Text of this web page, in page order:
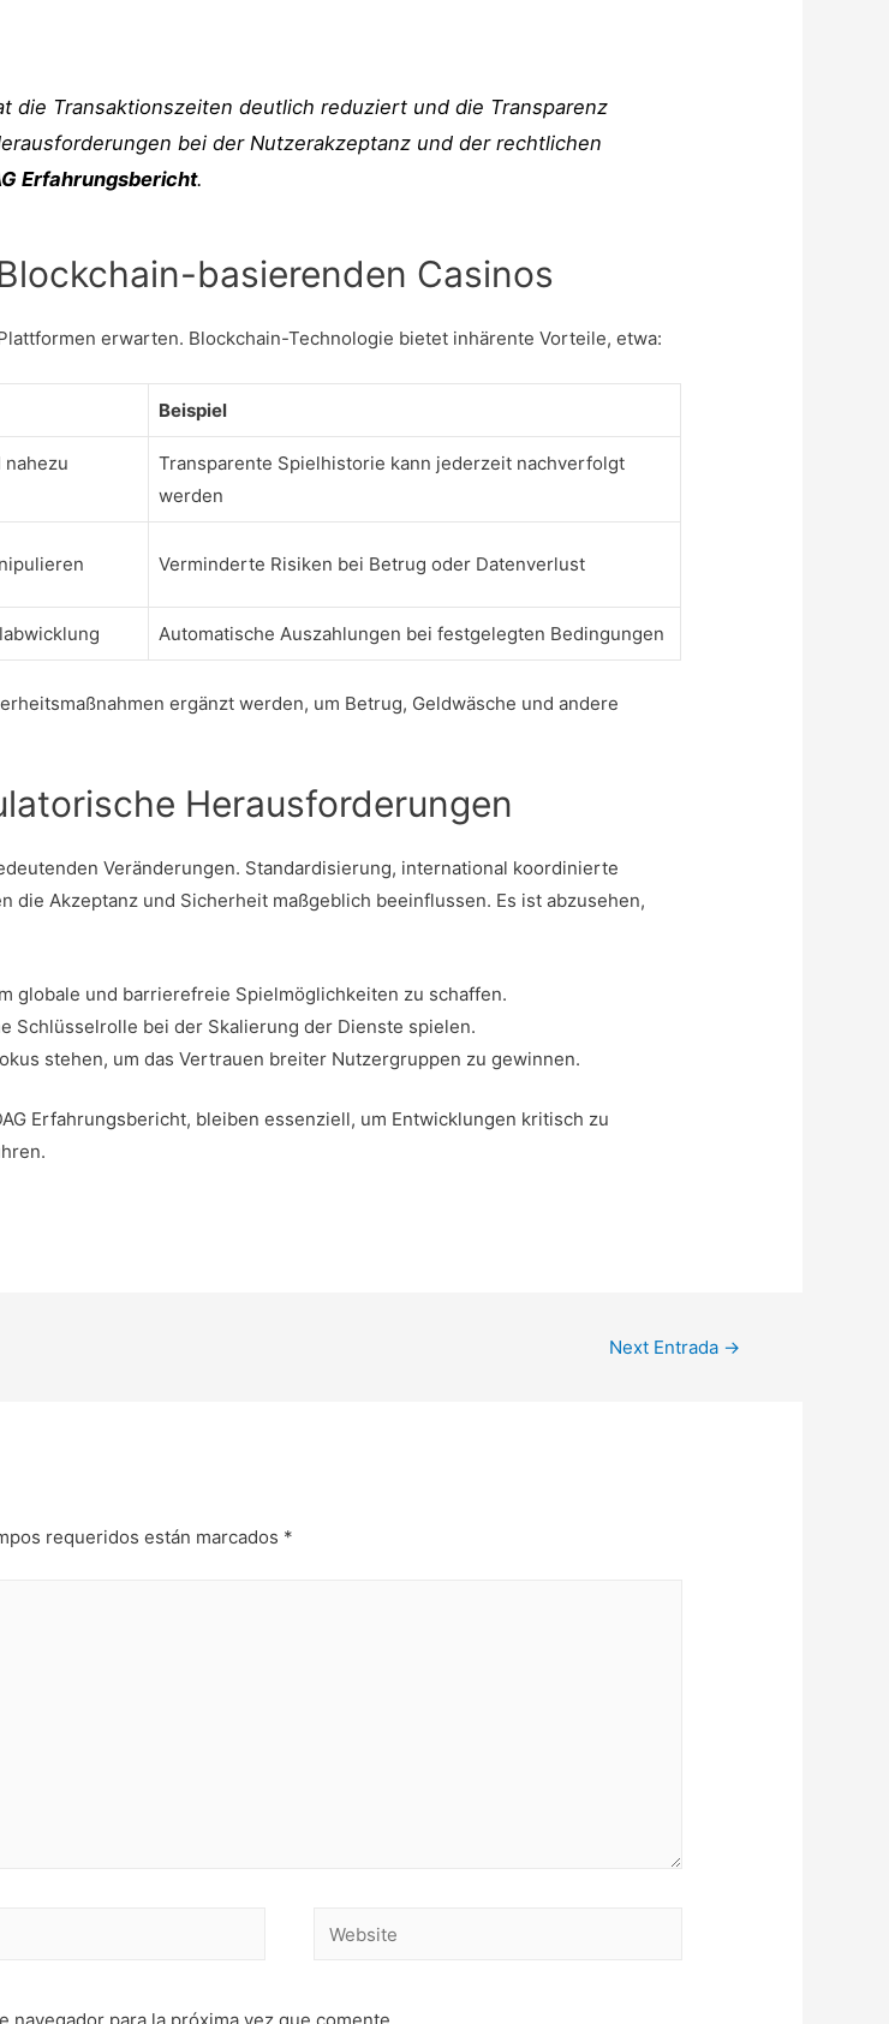
die Transaktionszeiten deutlich reduziert und die Transparenz
bei der Nutzerakzeptanz und der rechtlichen
Erfahrungsbericht.
basierenden Casinos
erwarten. Blockchain-Technologie bietet inhärente Vorteile, etwa:
Beispiel
nahezu
Transparente Spielhistorie kann jederzeit nachverfolgt
werden
Verminderte Risiken bei Betrug oder Datenverlust
Automatische Auszahlungen bei festgelegten Bedingungen
ergänzt werden, um Betrug, Geldwäsche und andere
Herausforderungen
Veränderungen. Standardisierung, international koordinierte
Akzeptanz und Sicherheit maßgeblich beeinflussen. Es ist abzusehen,
globale und barrierefreie Spielmöglichkeiten zu schaffen.
Schlüsselrolle bei der Skalierung der Dienste spielen.
stehen, um das Vertrauen breiter Nutzergruppen zu gewinnen.
Erfahrungsbericht, bleiben essenziell, um Entwicklungen kritisch zu
Next Entrada →
requeridos están marcados *
Website